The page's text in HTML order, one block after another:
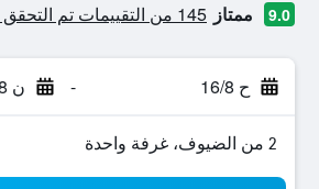
9.0 ممتاز 145 من التقييمات تم التحقق منها
ح 16/8 - ن 17/8
2 من الضيوف، غرفة واحدة